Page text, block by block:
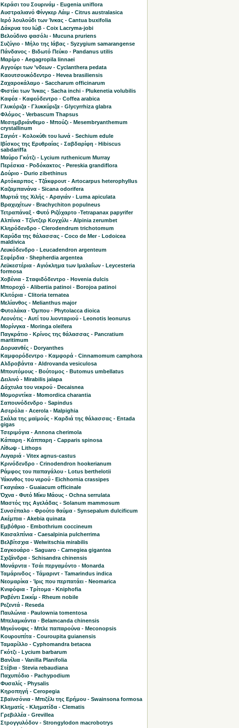
Κεράσι του Σουρινάμ - Eugenia uniflora
Αυστραλιανό Φίνγκερ Λάιμ - Citrus australasica
Ιερό λουλούδι των Ίνκας - Cantua buxifolia
Δάκρυα του Ιώβ - Coix Lacryma-jobi
Βελούδινο φασόλι - Mucuna pruriens
Συζύγιο - Μήλο της Ιάβας - Syzygium samarangense
Πάνδανος - Βιδωτό Πεύκο - Pandanus utilis
Μαρίμο - Aegagropila linnaei
Αγγούρι των ’νδεων - Cyclanthera pedata
Καουτσουκόδεντρο - Hevea brasiliensis
Ζαχαροκάλαμο - Saccharum officinarum
Φιστίκι των Ίνκας - Sacha inchi - Plukenetia volubilis
Καφέα - Καφεόδεντρο - Coffea arabica
Γλυκόριζα - Γλυκκύριζα - Glycyrrhiza glabra
Φλόμος - Verbascum Thapsus
Μεσημβριάνθεμο - Μπούζι - Mesembryanthemum
crystallinum
Σαγιότ - Κολοκύθι του Ιωνά - Sechium edule
Ιβίσκος της Ερυθραίας - Σαβδαρίφη - Hibiscus
sabdariffa
Μαύρο Γκότζι - Lycium ruthenicum Murray
Περέσκια - Ροδόκακτος - Pereskia grandiflora
Δούριο - Durio zibethinus
Αρτόκαρπος - Τζάκφρουτ - Artocarpus heterophyllus
Καζαμπανάνα - Sicana odorifera
Μυρτιά της Χιλής - Αραγιάν - Luma apiculata
Βραχυχίτων - Brachychiton populneus
Τετραπάναξ - Φυτό Ριζόχαρτο -Tetrapanax papyrifer
Αλπίνια - Τζίντζερ Κογχύλι - Alpinia zerumbet
Κληρόδενδρο - Clerodendrum trichotomum
Καρύδα της θάλασσας - Coco de Mer - Lodoicea
maldivica
Λευκόδενδρο - Leucadendron argenteum
Σεφέρδια - Shepherdia argentea
Λεϋκεστέρια - Αγιόκλημα των Ιμαλαΐων - Leycesteria
formosa
Χοβένια - Σταφιδόδεντρο - Hovenia dulcis
Μποροχό - Alibertia patinoi - Borojoa patinoi
Κλιτόρια - Clitoria ternatea
Μελίανθος - Melianthus major
Φυτολάκα - Όμπου - Phytolacca dioica
Λεονότις - Αυτί του λιονταριού - Leonotis leonurus
Μορίνγκα - Moringa oleifera
Παγκράτιο - Κρίνος της θάλασσας - Pancratium
maritimum
Δορυανθές - Doryanthes
Καμφορόδεντρο - Καμφορά - Cinnamomum camphora
Αλδροβάντα - Aldrovanda vesiculosa
Μπουτόμους - Βούτομος - Butomus umbellatus
Δειλινό - Mirabilis jalapa
Δάχτυλα του νεκρού - Decaisnea
Μομορντίκα - Momordica charantia
Σαπουνόδενδρο - Sapindus
Ασερόλα - Acerola - Malpighia
Σκάλα της μαϊμούς - Καρδιά της θάλασσας - Entada
gigas
Τσεριμόγια - Annona cherimola
Κάπαρη - Κάππαρη - Capparis spinosa
Λίθωψ - Lithops
Λυγαριά - Vitex agnus-castus
Κρινόδενδρο - Crinodendron hookerianum
Ράμφος του παπαγάλου - Lotus berthelotii
Υάκινθος του νερού - Eichhornia crassipes
Γκαγιάκο - Guaiacum officinale
Όχνα - Φυτό Μίκυ Μάους - Ochna serrulata
Μαστός της Αγελάδας - Solanum mammosum
Συνσέπαλο - Φρούτο θαύμα - Synsepalum dulcificum
Ακέμπια - Akebia quinata
Eμβόθριο - Embothrium coccineum
Καισαλπίνια - Caesalpinia pulcherrima
Βελβίτσχια - Welwitschia mirabilis
Σαγκουάρο - Saguaro - Carnegiea gigantea
Σχιζάνδρα - Schisandra chinensis
Μονάρντα - Τσάι περγαμόντο - Monarda
Ταμάρινδος - Τάμαριντ - Tamarindus indica
Νεομαρίκα - Ίρις που περπατάει - Neomarica
Κνιφόφια - Τρίτομα - Kniphofia
Ραβέντι Σικκίμ - Rheum nobile
Ρεζεντά - Reseda
Παυλώνια - Paulownia tomentosa
Μπελαμκάντα - Belamcanda chinensis
Μηκόνοψις - Μπλε παπαρούνα - Meconopsis
Κουρουπίτα - Couroupita guianensis
Ταμαρίλλο - Cyphomandra betacea
Γκότζι - Lycium barbarum
Βανίλια - Vanilla Planifolia
Στέβια - Stevia rebaudiana
Παχυπόδιο - Pachypodium
Φυσαλίς - Physalis
Κηροπηγή - Ceropegia
Σβαϊνσόνια - Μπιζέλι της Ερήμου - Swainsona formosa
Κληματίς - Κληματίδα - Clematis
Γρεβιλλέα - Grevillea
Στρογγυλόδον - Strongylodon macrobotrys